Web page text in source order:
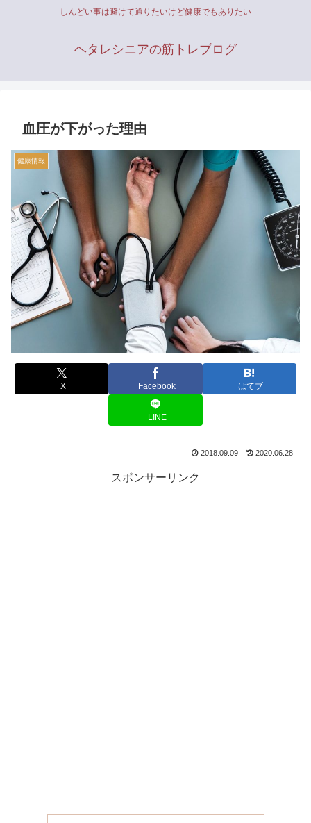
しんどい事は避けて通りたいけど健康でもありたい
ヘタレシニアの筋トレブログ
血圧が下がった理由
健康情報
X Facebook はてブ
LINE
2018.09.09 2020.06.28
スポンサーリンク